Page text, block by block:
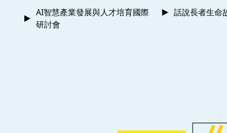
AI智慧產業發展與人才培育國際
研討會
話說長者生命